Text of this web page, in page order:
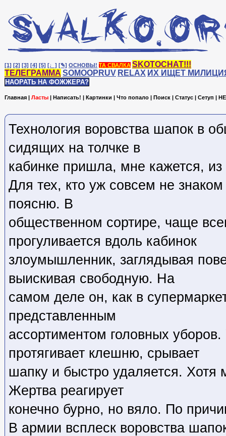
[1] [2] [3] [4] [5] [♩] [✎] ОСНОВЫ! ТА СВАЛКА SKOTOCHAT!!!
ТЕЛЕГРАММА SOMOOPRUV RELAX ИХ ИЩЕТ
НАОРАТЬ НА ФОЖЖЕРА?
Главная | Ласты | Написать! | Картинки | Что попало | Поиск | Статус | Сетуп |
Технология воровства шапок в
сидящих на толчке в
кабинке пришла, мне кажется,
Для тех, кто уж совсем не знаком
поясню. В
общественном сортире, чаще
прогуливается вдоль кабинок
злоумышленник, заглядывая
выискивая свободную. На
самом деле он, как в
представленным
ассортиментом головных
протягивает клешню, срывает
шапку и быстро удаляется. Хотя
Жертва реагирует
конечно бурно, но вяло. По
В армии всплеск воровства